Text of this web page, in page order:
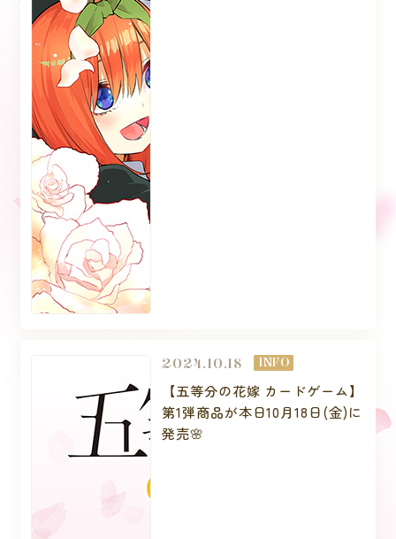
2024.10.18 INFO
【五等分の花嫁 カードゲーム】
第1弾商品が本日10月18日(金)に
発売🌸